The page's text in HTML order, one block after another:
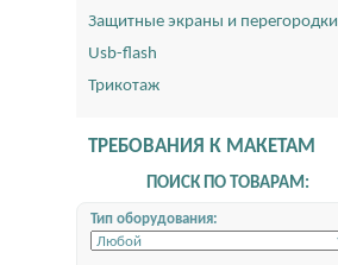
Защитные экраны и перегородки
Usb-flash
Трикотаж
ТРЕБОВАНИЯ К МАКЕТАМ
ПОИСК ПО ТОВАРАМ:
Тип оборудования: